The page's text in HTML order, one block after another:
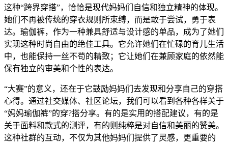
这种“跨界穿搭”，恰恰是现代妈妈们自信和独立精神的体现。
她们不再被传统的穿衣规则所束缚，而是敢于尝试，勇于表
达。瑜伽裤，作为一种兼具舒适与设计感的单品，成为了她们
实现这种时尚自由的绝佳工具。它允许她们在忙碌的育儿生活
中，也能保持一丝不苟的精致；它让她们在兼顾家庭的依然能
保有独立的审美和个性的表达。
“大赛”的意义，还在于它鼓励妈妈们去发现和分享自己的穿搭
心得。通过社交媒体、社区论坛，我们可以看到各种各样关于
“妈妈瑜伽裤”的穿?搭分享。有的是实用的搭配建议，有的是
关于面料和款式的测评，有的则纯粹是对自信和美丽的赞美。
这种社群的互动，不仅为其他妈妈们提供了灵感，更重要的